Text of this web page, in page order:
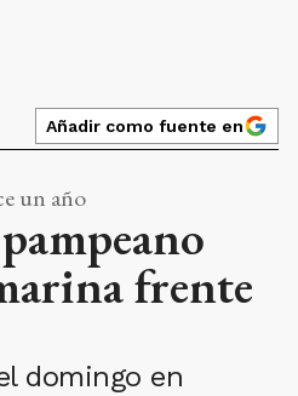
Añadir como fuente en
un año
frente
domingo en